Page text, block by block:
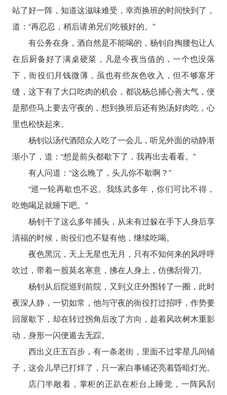
站了好一阵，知道这滋味难受，幸而换班的时间快到了，
道：“再忍忍，稍后请弟兄们吃顿好的。”
有公务在身，酒自然是不能喝的，杨钊自掏腰包让人
在后厨备好了满桌硬菜，凡是今夜当值的，一个也没落
下，衙役们月钱微薄，虽也有些灰色收入，但不够塞牙
缝，这下有了大口吃肉的机会，都说杨总捕心善大气，便
是那些马上要去守夜的，想到换班后还有热汤好肉吃，心
里也松快起来。
杨钊以汤代酒陪众人吃了一会儿，听见外面的动静渐
渐小了，道：“想是前头都歇下了，我再出去看看。”
有人问道：“这么晚了，头儿你不歇啊？”
“巡一轮再歇也不迟。我练武多年，你们可比不得，
吃饱喝足就睡下吧。”
杨钊干了这么多年捕头，从未有过躲在手下人身后享
清福的时候，衙役们也不疑有他，继续吃喝。
夜色黑沉，天上无星也无月，只有不知何来的风呼呼
吹过，带着一股莫名寒意，拂在人身上，仿佛刮骨刀。
杨钊从后院巡到前院，又到义庄外围转了一圈，此时
夜深人静，一切如常，他与守夜的衙役打过招呼，作势要
回屋歇下，却在转过拐角后改了方向，趁着风吹树木重影
动，身形一闪便遁去无踪。
西出义庄五百步，有一条老街，里面不过零星几间铺
子，这会儿早已打烊了，只一家白事铺还亮着昏暗灯光。
店门半敞着，掌柜的正趴在柜台上睡觉，一阵风刮